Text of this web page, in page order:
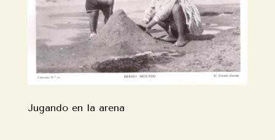
Jugando en la arena